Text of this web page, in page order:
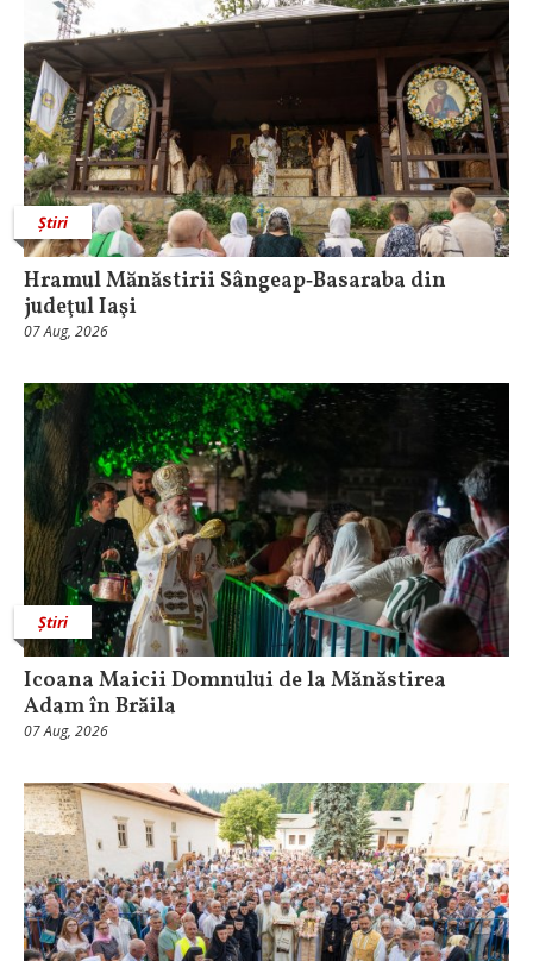
Știri
Hramul Mănăstirii Sângeap‑Basaraba din
judeţul Iaşi
07 Aug, 2026
Știri
Icoana Maicii Domnului de la Mănăstirea
Adam în Brăila
07 Aug, 2026